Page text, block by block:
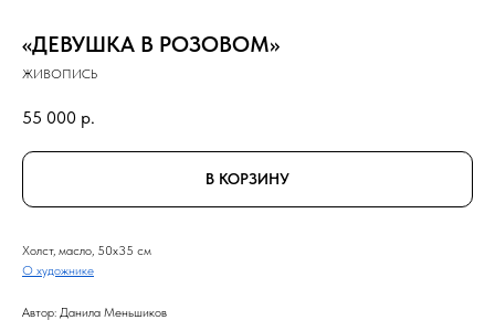
«ДЕВУШКА В РОЗОВОМ»
ЖИВОПИСЬ
55 000 р.
В КОРЗИНУ
Холст, масло, 50x35 см
О художнике
Автор: Данила Меньшиков